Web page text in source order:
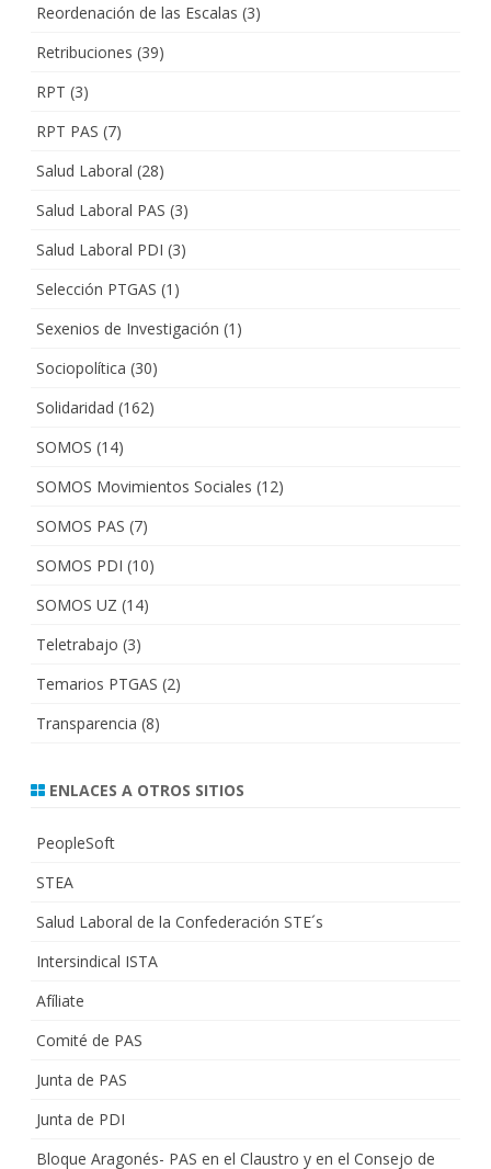
Reordenación de las Escalas (3)
Retribuciones (39)
RPT (3)
RPT PAS (7)
Salud Laboral (28)
Salud Laboral PAS (3)
Salud Laboral PDI (3)
Selección PTGAS (1)
Sexenios de Investigación (1)
Sociopolítica (30)
Solidaridad (162)
SOMOS (14)
SOMOS Movimientos Sociales (12)
SOMOS PAS (7)
SOMOS PDI (10)
SOMOS UZ (14)
Teletrabajo (3)
Temarios PTGAS (2)
Transparencia (8)
ENLACES A OTROS SITIOS
PeopleSoft
STEA
Salud Laboral de la Confederación STE´s
Intersindical ISTA
Afíliate
Comité de PAS
Junta de PAS
Junta de PDI
Bloque Aragonés- PAS en el Claustro y en el Consejo de